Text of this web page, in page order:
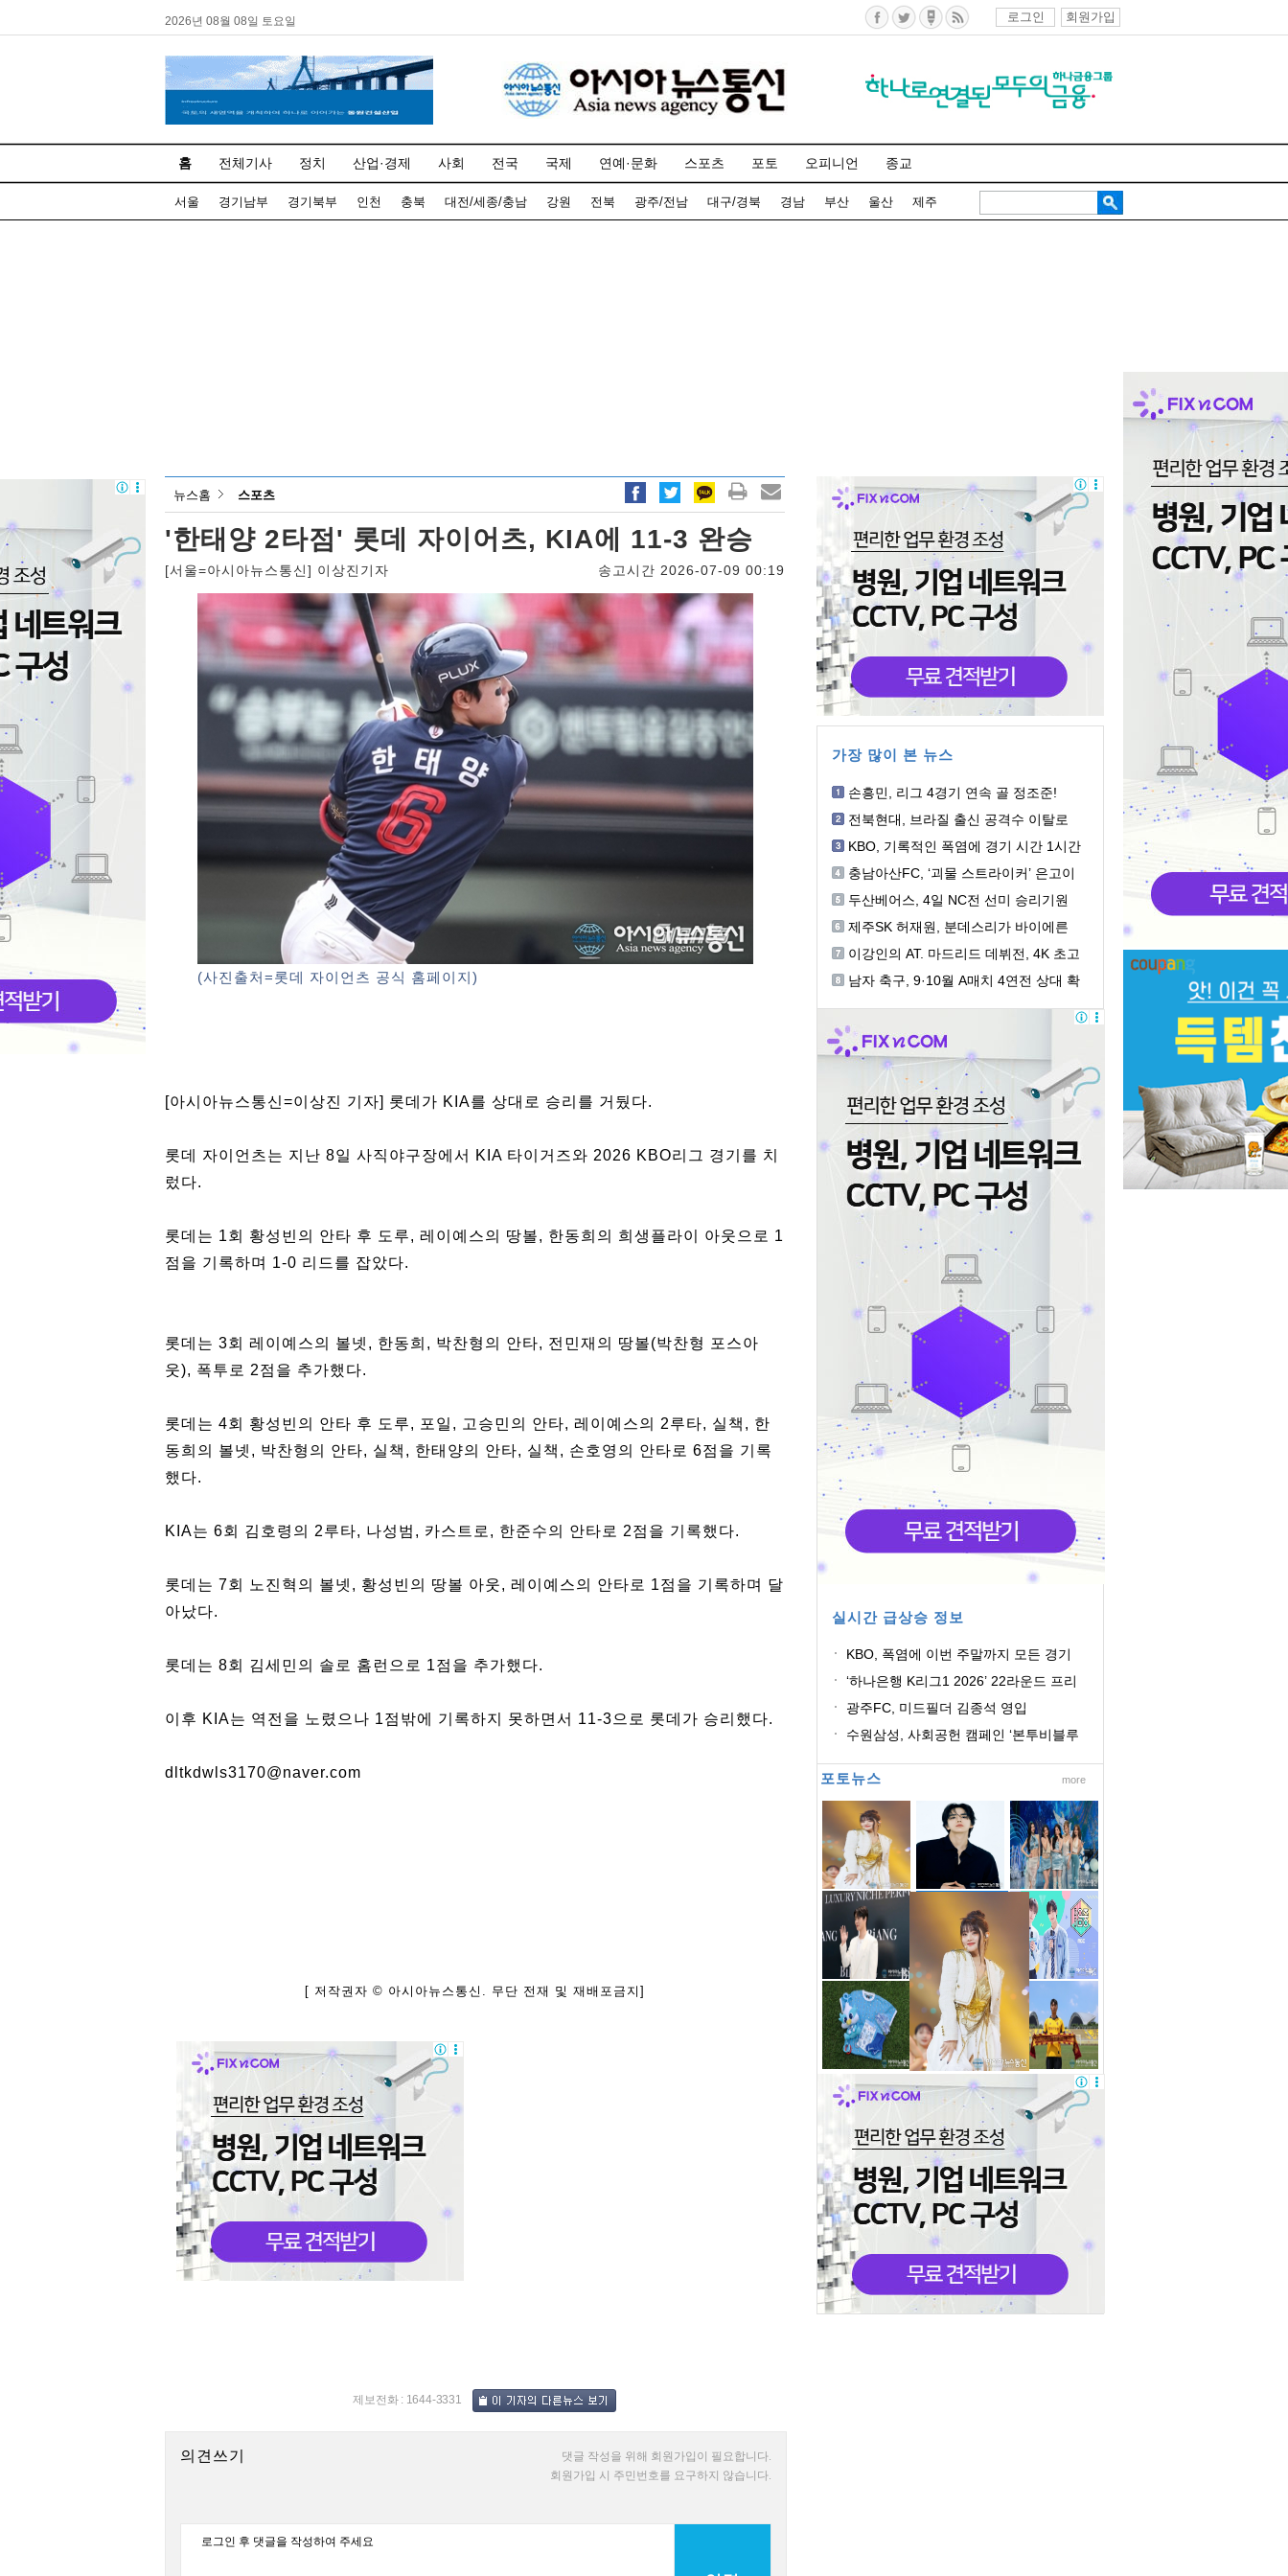
2026년 08월 08일 토요일 로그인 회원가입
홈 전체기사 정치 산업·경제 사회 전국 국제 연예·문화 스포츠 포토 오피니언 종교
서울 경기남부 경기북부 인천 충북 대전/세종/충남 강원 전북 광주/전남 대구/경북 경남 부산 울산 제주
뉴스홈 스포츠
'한태양 2타점' 롯데 자이어츠, KIA에 11-3 완승
[서울=아시아뉴스통신] 이상진기자 송고시간 2026-07-09 00:19
(사진출처=롯데 자이언츠 공식 홈페이지)
[아시아뉴스통신=이상진 기자] 롯데가 KIA를 상대로 승리를 거뒀다.
롯데 자이언츠는 지난 8일 사직야구장에서 KIA 타이거즈와 2026 KBO리그 경기를 치
렀다.
롯데는 1회 황성빈의 안타 후 도루, 레이예스의 땅볼, 한동희의 희생플라이 아웃으로 1
점을 기록하며 1-0 리드를 잡았다.
롯데는 3회 레이예스의 볼넷, 한동희, 박찬형의 안타, 전민재의 땅볼(박찬형 포스아
웃), 폭투로 2점을 추가했다.
롯데는 4회 황성빈의 안타 후 도루, 포일, 고승민의 안타, 레이예스의 2루타, 실책, 한
동희의 볼넷, 박찬형의 안타, 실책, 한태양의 안타, 실책, 손호영의 안타로 6점을 기록
했다.
KIA는 6회 김호령의 2루타, 나성범, 카스트로, 한준수의 안타로 2점을 기록했다.
롯데는 7회 노진혁의 볼넷, 황성빈의 땅볼 아웃, 레이예스의 안타로 1점을 기록하며 달
아났다.
롯데는 8회 김세민의 솔로 홈런으로 1점을 추가했다.
이후 KIA는 역전을 노렸으나 1점밖에 기록하지 못하면서 11-3으로 롯데가 승리했다.
dltkdwls3170@naver.com
[ 저작권자 © 아시아뉴스통신. 무단 전재 및 재배포금지]
제보전화 : 1644-3331
의견쓰기
댓글 작성을 위해 회원가입이 필요합니다.
회원가입 시 주민번호를 요구하지 않습니다.
가장 많이 본 뉴스
손흥민, 리그 4경기 연속 골 정조준!
전북현대, 브라질 출신 공격수 이탈로
KBO, 기록적인 폭염에 경기 시간 1시간
충남아산FC, ‘괴물 스트라이커’ 은고이
두산베어스, 4일 NC전 선미 승리기원
제주SK 허재원, 분데스리가 바이에른
이강인의 AT. 마드리드 데뷔전, 4K 초고
남자 축구, 9·10월 A매치 4연전 상대 확
실시간 급상승 정보
KBO, 폭염에 이번 주말까지 모든 경기
‘하나은행 K리그1 2026’ 22라운드 프리
광주FC, 미드필더 김종석 영입
수원삼성, 사회공헌 캠페인 ‘본투비블루
포토뉴스 more